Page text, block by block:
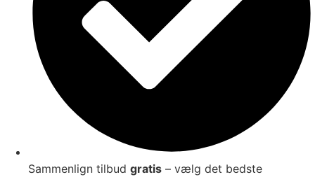
Sammenlign tilbud gratis – vælg det bedste